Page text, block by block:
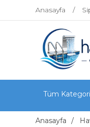
Anasayfa
Tüm
Anasayfa